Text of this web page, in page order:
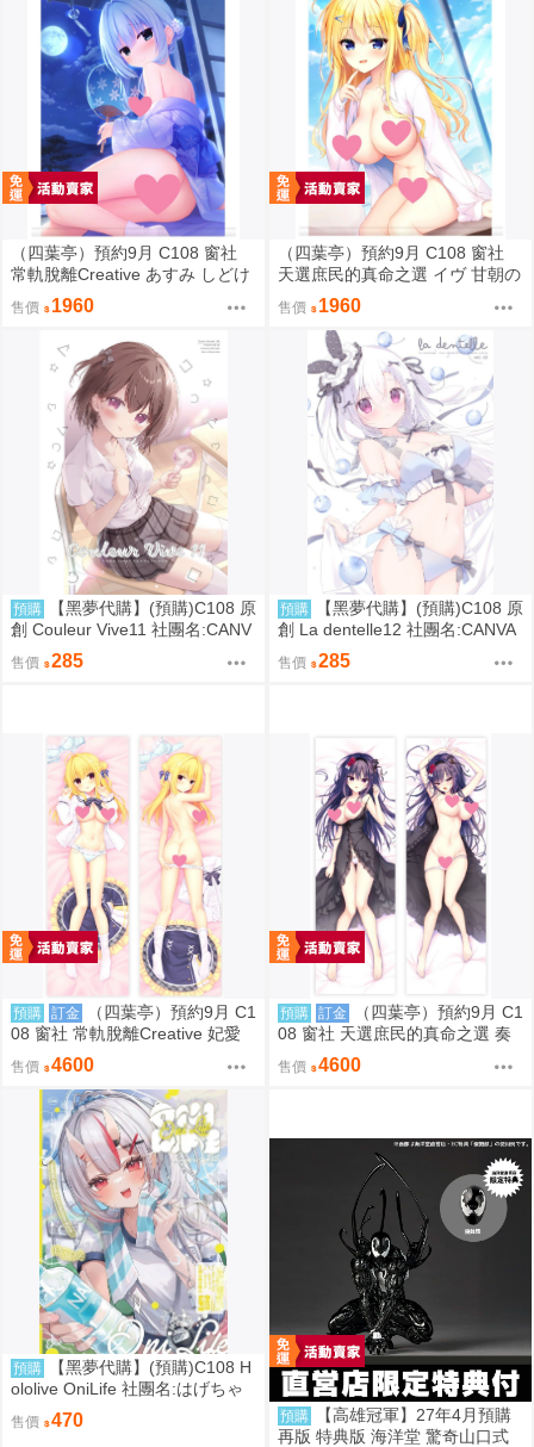
（四葉亭）預約9月 C108 窗社
常軌脫離Creative あすみ しどけ
ない浴衣ver B1&B2掛軸 0814
售價 1960
（四葉亭）預約9月 C108 窗社
天選庶民的真命之選 イヴ 甘朝の
彼シャツver B1&B2掛軸 0814
售價 1960
預購
【黑夢代購】(預購)C108 原
創 Couleur Vive11 社團名:CANV
AS+GARDEN 繪師:宮坂みゆ
售價 285
預購
【黑夢代購】(預購)C108 原
創 La dentelle12 社團名:CANVA
S+GARDEN 繪師:宮坂みゆ
售價 285
預購 訂金
（四葉亭）預約9月 C1
08 窗社 常軌脫離Creative 妃愛
抱枕套 0814
售價 4600
預購 訂金
（四葉亭）預約9月 C1
08 窗社 天選庶民的真命之選 奏
命 抱枕套 0814
售價 4600
預購
【黑夢代購】(預購)C108 H
ololive OniLife 社團名:はげちゃ
った 繪師: HAGE
售價 470 預購
【高雄冠軍】27年4月預購
再版 特典版 海洋堂 驚奇山口式